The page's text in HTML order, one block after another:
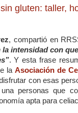
gluten: taller,
, compartió en
intensidad con
. Y esta frase
la Asociación de
con esas
personas que
apta para